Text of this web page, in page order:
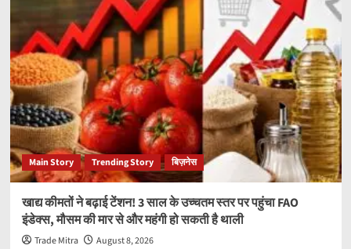
Main Story Trending Story बिज़नेस
खाद्य कीमतों ने बढ़ाई टेंशन! 3 साल के उच्चतम स्तर पर पहुंचा FAO
इंडेक्स, मौसम की मार से और महंगी हो सकती है थाली
Trade Mitra August 8, 2026